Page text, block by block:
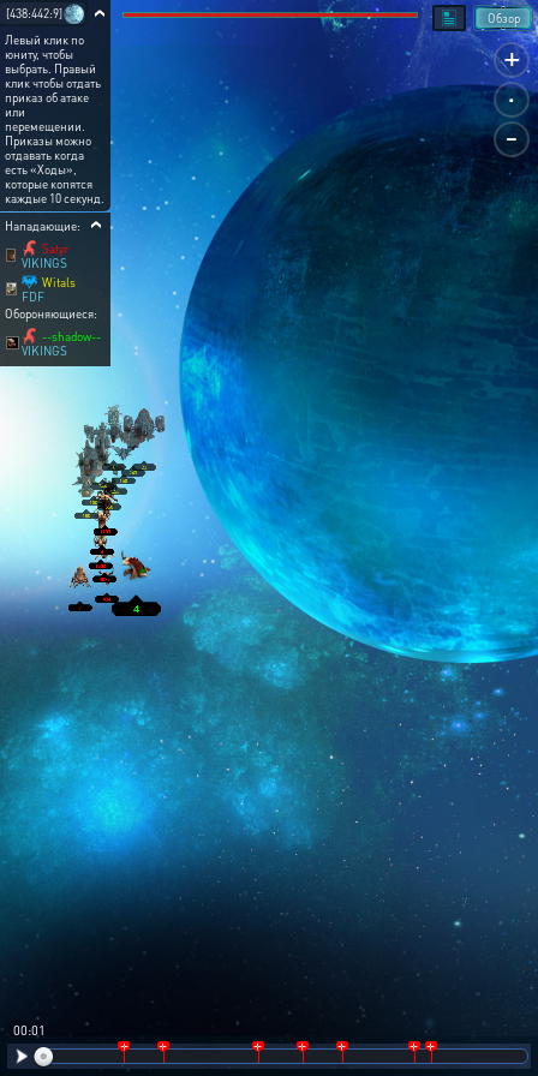
+
.
-
Обзор
[438:442:9]
Левый клик по
юниту, чтобы
выбрать. Правый
клик чтобы отдать
приказ об атаке
или
перемещении.
Приказы можно
отдавать когда
есть «Ходы»,
которые копятся
каждые 10 секунд.
Нападающие:
Satyr
VIKINGS
Witals
FDF
Обороняющиеся:
--shadow--
VIKINGS
00:02